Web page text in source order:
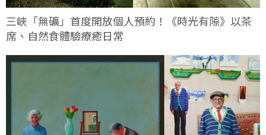
三峽「無礦」首度開放個人預約！《時光有隙》以茶
席、自然食體驗療癒日常